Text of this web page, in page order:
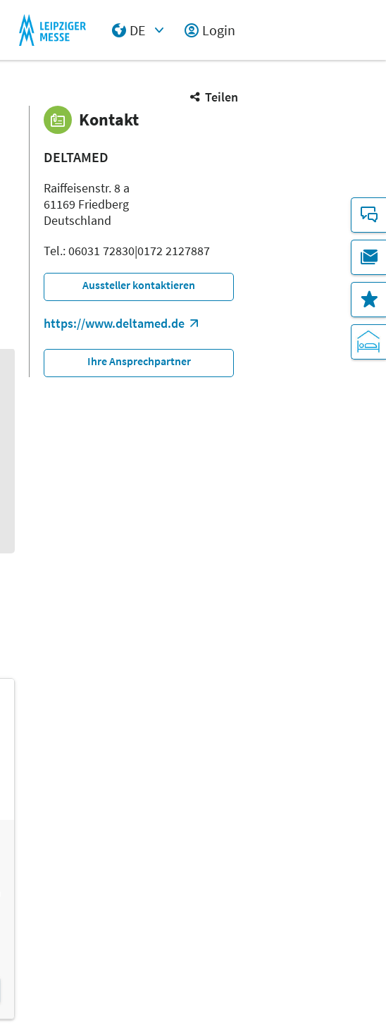
DE
Login
Teilen
Kontakt
DELTAMED
Raiffeisenstr. 8 a
61169 Friedberg
Deutschland
Tel.: 06031 72830|0172 2127887
Aussteller kontaktieren
https://www.deltamed.de
Ihre Ansprechpartner